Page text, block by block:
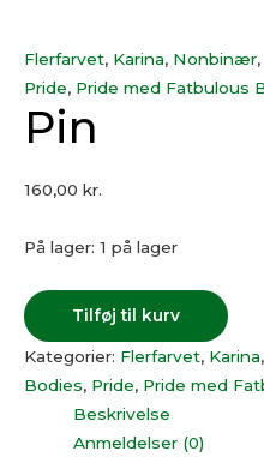
Flerfarvet, Karina, Nonbinær,
Pride, Pride med Fatbulous
Pin
160,00 kr.
På lager: 1 på lager
Tilføj til kurv
Kategorier: Flerfarvet, Karina,
Bodies, Pride, Pride med
Beskrivelse
Anmeldelser (0)